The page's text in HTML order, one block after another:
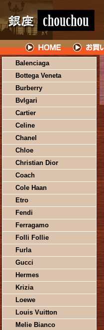
Balenciaga
Bottega Veneta
Burberry
Bvlgari
Cartier
Celine
Chanel
Chloe
Christian Dior
Coach
Cole Haan
Etro
Fendi
Ferragamo
Folli Follie
Furla
Gucci
Hermes
Krizia
Loewe
Louis Vuitton
Melie Bianco